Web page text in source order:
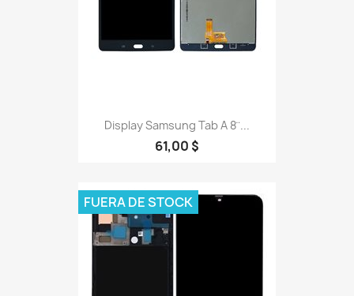
Display Samsung Tab A 8¨...
61,00 $
FUERA DE STOCK